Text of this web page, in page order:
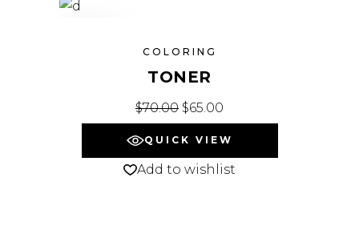
COLORING
TONER
$70.00 $65.00
QUICK VIEW
Add to wishlist